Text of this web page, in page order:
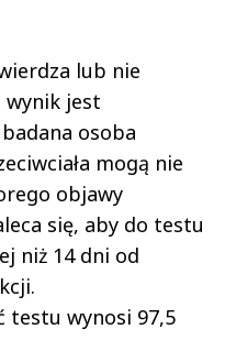
lub nie
wynik jest
osoba
mogą nie
objawy
się, aby do testu
niż 14 dni od
testu wynosi 97,5